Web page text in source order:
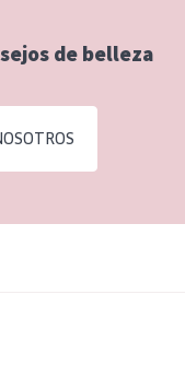
de belleza